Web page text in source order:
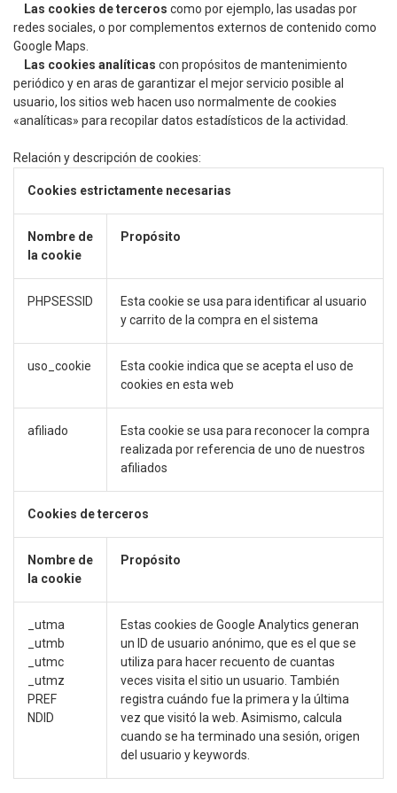
Las cookies de terceros como por ejemplo, las usadas por
redes sociales, o por complementos externos de contenido como
Google Maps.
Las cookies analíticas con propósitos de mantenimiento
periódico y en aras de garantizar el mejor servicio posible al
usuario, los sitios web hacen uso normalmente de cookies
«analíticas» para recopilar datos estadísticos de la actividad.
Relación y descripción de cookies:
Cookies estrictamente necesarias
Nombre de
la cookie
Propósito
PHPSESSID
Esta cookie se usa para identificar al usuario
y carrito de la compra en el sistema
uso_cookie
Esta cookie indica que se acepta el uso de
cookies en esta web
afiliado
Esta cookie se usa para reconocer la compra
realizada por referencia de uno de nuestros
afiliados
Cookies de terceros
Nombre de
la cookie
Propósito
_utma
_utmb
_utmc
_utmz
PREF
NDID
Estas cookies de Google Analytics generan
un ID de usuario anónimo, que es el que se
utiliza para hacer recuento de cuantas
veces visita el sitio un usuario. También
registra cuándo fue la primera y la última
vez que visitó la web. Asimismo, calcula
cuando se ha terminado una sesión, origen
del usuario y keywords.